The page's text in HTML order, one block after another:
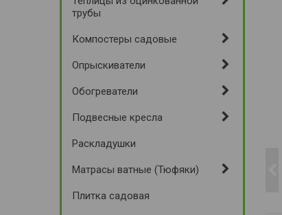
трубы
Компостеры садовые
Опрыскиватели
Обогреватели
Подвесные кресла
Раскладушки
Матрасы ватные (Тюфяки)
Плитка садовая